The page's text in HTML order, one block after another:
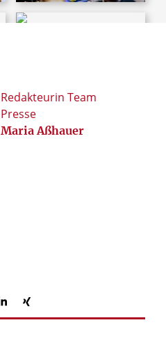
Redakteurin Team
Presse
Maria Aßhauer